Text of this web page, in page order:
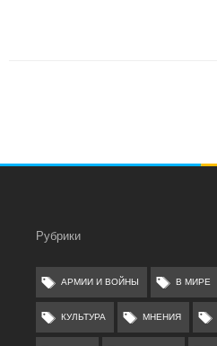
Рубрики
АРМИИ И ВОЙНЫ В МИРЕ
КУЛЬТУРА МНЕНИЯ